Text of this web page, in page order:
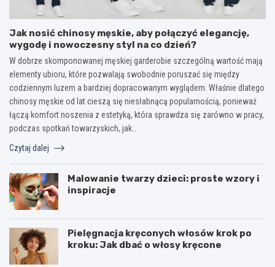
Jak nosić chinosy męskie, aby połączyć elegancję,
wygodę i nowoczesny styl na co dzień?
W dobrze skomponowanej męskiej garderobie szczególną wartość mają
elementy ubioru, które pozwalają swobodnie poruszać się między
codziennym luzem a bardziej dopracowanym wyglądem. Właśnie dlatego
chinosy męskie od lat cieszą się niesłabnącą popularnością, ponieważ
łączą komfort noszenia z estetyką, która sprawdza się zarówno w pracy,
podczas spotkań towarzyskich, jak…
Czytaj dalej
Malowanie twarzy dzieci: proste wzory i
inspiracje
Pielęgnacja kręconych włosów krok po
kroku: Jak dbać o włosy kręcone